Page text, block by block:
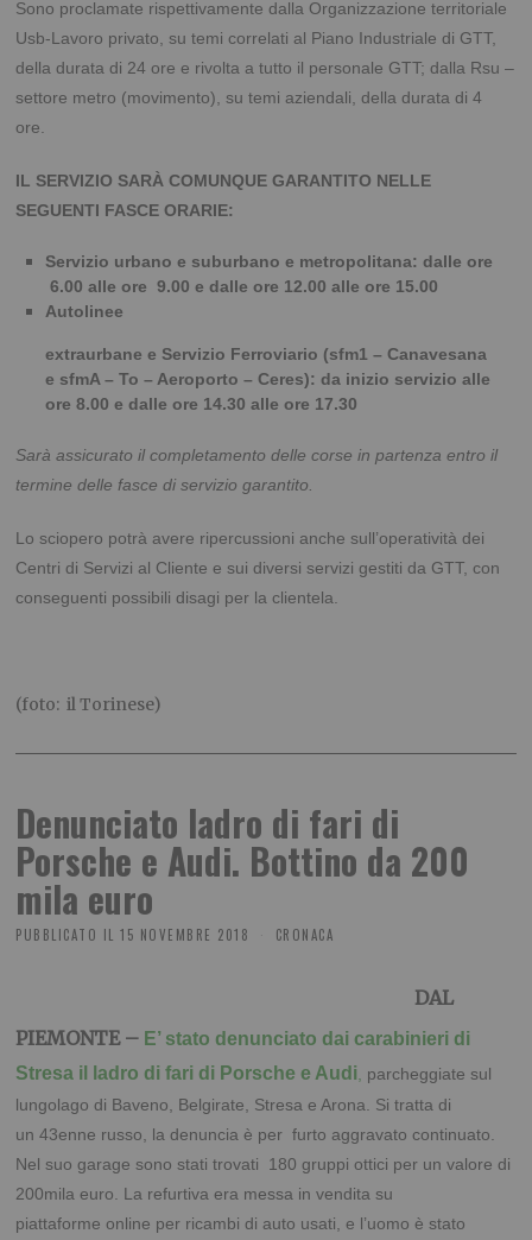
Sono proclamate rispettivamente dalla Organizzazione territoriale
Usb-Lavoro privato, su temi correlati al Piano Industriale di GTT,
della durata di 24 ore e rivolta a tutto il personale GTT; dalla Rsu –
settore metro (movimento), su temi aziendali, della durata di 4
ore.
IL SERVIZIO SARÀ COMUNQUE GARANTITO NELLE
SEGUENTI FASCE ORARIE:
Servizio urbano e suburbano e metropolitana: dalle ore
6.00 alle ore 9.00 e dalle ore 12.00 alle ore 15.00
Autolinee
extraurbane e Servizio Ferroviario (sfm1 – Canavesana
e sfmA – To – Aeroporto – Ceres): da inizio servizio alle
ore 8.00 e dalle ore 14.30 alle ore 17.30
Sarà assicurato il completamento delle corse in partenza entro il
termine delle fasce di servizio garantito.
Lo sciopero potrà avere ripercussioni anche sull’operatività dei
Centri di Servizi al Cliente e sui diversi servizi gestiti da GTT, con
conseguenti possibili disagi per la clientela.
(foto: il Torinese)
Denunciato ladro di fari di
Porsche e Audi. Bottino da 200
mila euro
PUBBLICATO IL 15 NOVEMBRE 2018 CRONACA
DAL
PIEMONTE – E’ stato denunciato dai carabinieri di
Stresa il ladro di fari di Porsche e Audi
parcheggiate sul
lungolago di Baveno, Belgirate, Stresa e Arona. Si tratta di
un 43enne russo, la denuncia è per furto aggravato continuato.
Nel suo garage sono stati trovati 180 gruppi ottici per un valore di
200mila euro. La refurtiva era messa in vendita su
piattaforme online per ricambi di auto usati, e l’uomo è stato